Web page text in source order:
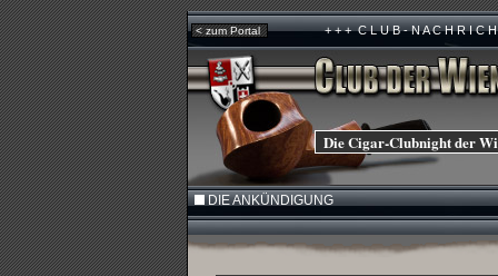
< zum Portal+ + + C L U B - N A C H R I C H T E
Die Cigar-Clubnight der
DIE ANKÜNDIGUNG